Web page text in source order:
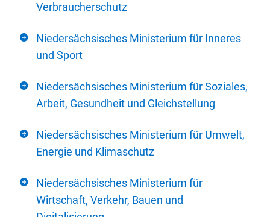
Verbraucherschutz
Niedersächsisches Ministerium für Inneres
und Sport
Niedersächsisches Ministerium für Soziales,
Arbeit, Gesundheit und Gleichstellung
Niedersächsisches Ministerium für Umwelt,
Energie und Klimaschutz
Niedersächsisches Ministerium für
Wirtschaft, Verkehr, Bauen und